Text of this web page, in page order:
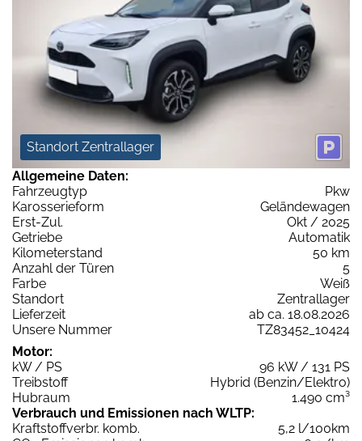
Standort Zentrallager
Allgemeine Daten:
Fahrzeugtyp
Pkw
Karosserieform
Geländewagen
Erst-Zul.
Okt / 2025
Getriebe
Automatik
Kilometerstand
50 km
Anzahl der Türen
5
Farbe
Weiß
Standort
Zentrallager
Lieferzeit
ab ca. 18.08.2026
Unsere Nummer
TZ83452_10424
Motor:
kW / PS
96 kW / 131 PS
Treibstoff
Hybrid (Benzin/Elektro)
Hubraum
1.490 cm³
Verbrauch und Emissionen nach WLTP:
Kraftstoffverbr. komb.
5,2 l/100km